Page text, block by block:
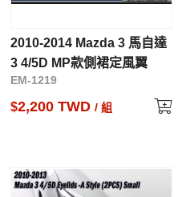
2010-2014 Mazda 3 馬自達
3 4/5D MP款側裙定風翼
EM-1219
$2,200 TWD/ 組